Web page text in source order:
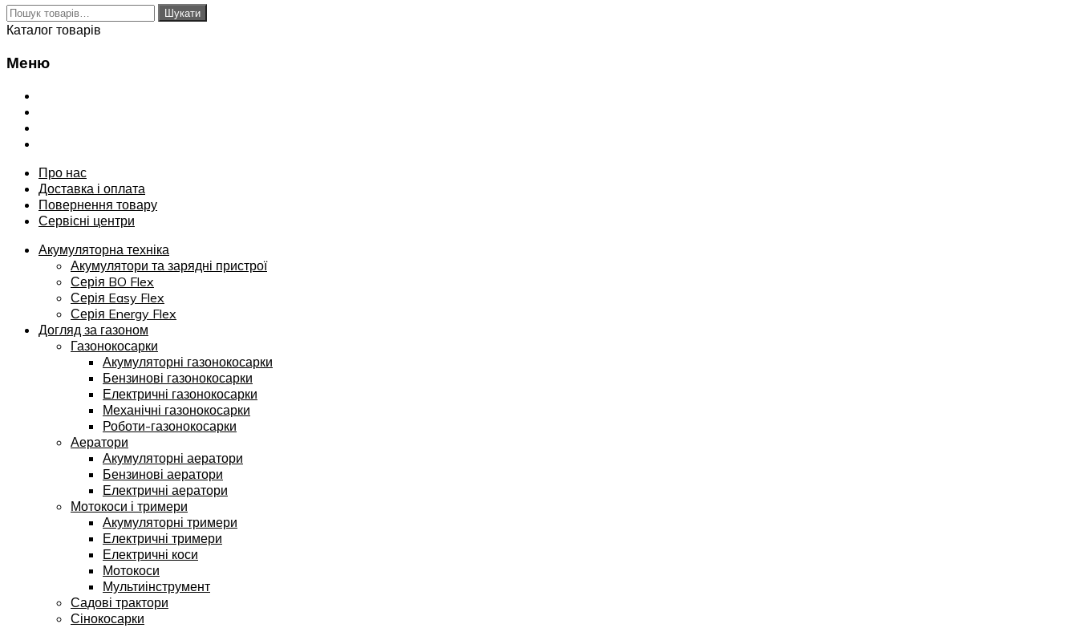
Шукати: Шукати
Каталог товарів
Меню
Переглянути
Про нас
Доставка і оплата
Повернення товару
Сервісні центри
Акумуляторна техніка
Акумулятори та зарядні пристрої
Серія BO Flex
Серія Easy Flex
Серія Energy Flex
Догляд за газоном
Газонокосарки
Акумуляторні газонокосарки
Бензинові газонокосарки
Електричні газонокосарки
Механічні газонокосарки
Роботи-газонокосарки
Аератори
Акумуляторні аератори
Бензинові аератори
Електричні аератори
Мотокоси і тримери
Акумуляторні тримери
Електричні тримери
Електричні коси
Мотокоси
Мультиінструмент
Садові трактори
Сінокосарки